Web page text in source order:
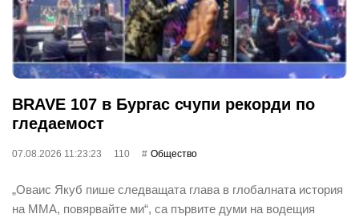
BRAVE 107 в Бургас счупи рекорди по
гледаемост
07.08.2026 11:23:23 110 Общество
„Оваис Якуб пише следващата глава в глобалната история
на ММА, повярвайте ми“, са първите думи на водещия